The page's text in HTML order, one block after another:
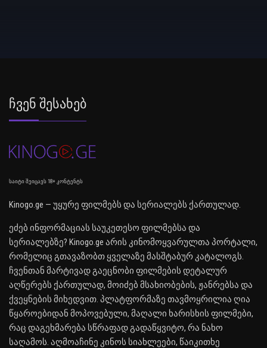
Ჩვენ Შესახებ
საიტი შეიცავს 18+ კონტენტს
Kinogo.ge — უყურე ფილმებს და სერიალებს ქართულად.
ეძებ ინფორმაციას საუკეთესო ფილმებსა და
სერიალებზე? Kinogo.ge არის კინომოყვარულთა პორტალი,
რომელიც გთავაზობთ ყველაზე მასშტაბურ კატალოგს.
ჩვენთან მარტივად გაეცნობი ფილმების დეტალურ
აღწერებს ქართულად, მოიძებ მსახიობების, ჟანრებსა და
ქვეყნების მიხედვით. პლატფორმაზე თავმოყრილია ღია
წყაროებიდან მოპოვებული, მაღალი ხარისხის ფილმები,
რაც დაგეხმარება სწრაფად გადაწყვიტო, რა ნახო
საღამოს. აღმოაჩინე კინოს სიახლეები, წაიკითხე